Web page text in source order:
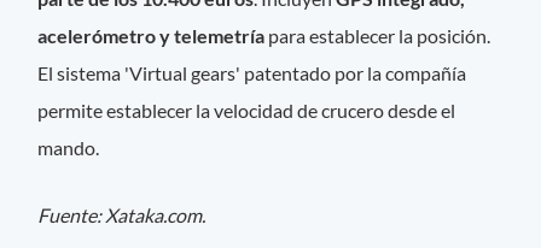
acelerómetro y telemetría para establecer la posición.
El sistema 'Virtual gears' patentado por la compañía
permite establecer la velocidad de crucero desde el
mando.
Fuente: Xataka.com.